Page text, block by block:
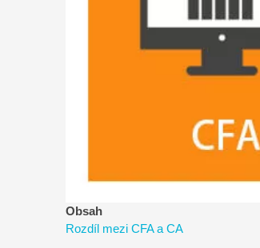
Obsah
Rozdíl mezi CFA a CA